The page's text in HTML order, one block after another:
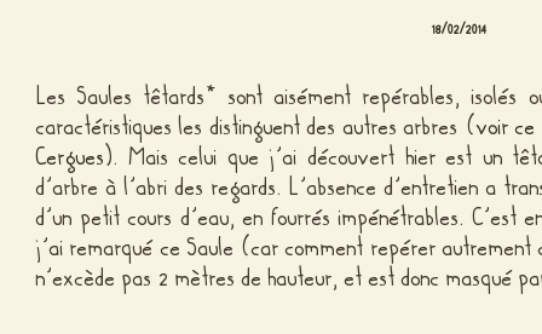
18/02/2014
Les Saules têtards* sont aisément repérables, isolés
caractéristiques les distinguent des autres arbres (voir
Cergues). Mais celui que j’ai découvert hier est un
d’arbre à l’abri des regards. L’absence d’entretien a
d’un petit cours d’eau, en fourrés impénétrables.
j’ai remarqué ce Saule (car comment repérer
n’excède pas 2 mètres de hauteur, et est donc masqué